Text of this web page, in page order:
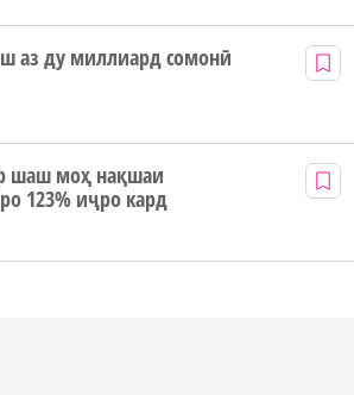
аз ду миллиард сомонӣ
шаш моҳ нақшаи
123% иҷро кард